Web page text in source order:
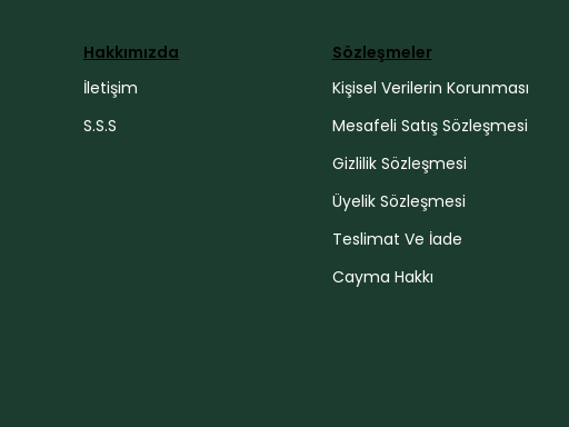
Hakkımızda
İletişim
S.S.S
Sözleşmeler
Kişisel Verilerin Korunması
Mesafeli Satış Sözleşmesi
Gizlilik Sözleşmesi
Üyelik Sözleşmesi
Teslimat Ve İade
Cayma Hakkı